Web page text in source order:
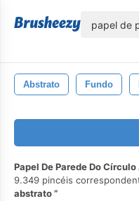
Abstrato Fundo
Papel De Parede Do
9.349 pincéis
abstrato